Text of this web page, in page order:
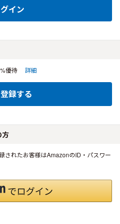
イン
優待 詳細
録する
方
されたお客様はAmazonのID・パスワー